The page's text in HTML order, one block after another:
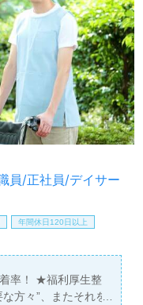
員/正社員/デイサー
年間休日120日以上
率！ ★福利厚生整
方々”、またそれを